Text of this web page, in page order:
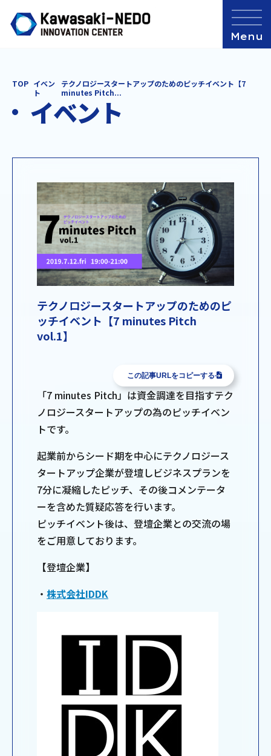
TOP イベン
ト
テクノロジースタートアップのためのピッチイベント【7
minutes Pitch...
イベント
テクノロジースタートアップのためのピ
ッチイベント【7 minutes Pitch
vol.1】
この記事URLをコピーする
「7 minutes Pitch」は資金調達を目指すテク
ノロジースタートアップの為のピッチイベン
トです。
起業前からシード期を中心にテクノロジース
タートアップ企業が登壇しビジネスプランを
7分に凝縮したピッチ、その後コメンテータ
ーを含めた質疑応答を行います。
ピッチイベント後は、登壇企業との交流の場
をご用意しております。
【登壇企業】
・ 株式会社IDDK